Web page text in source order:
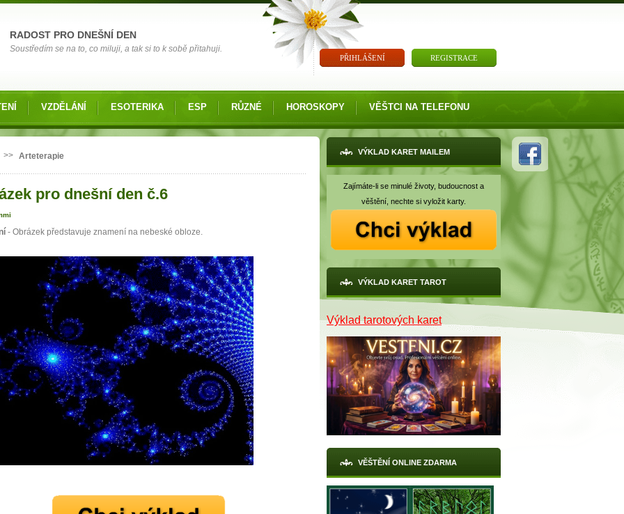
RADOST PRO DNEŠNÍ DEN
Soustředím se na to, co miluji, a tak si to k sobě přitahuji.
PŘIHLÁŠENÍ REGISTRACE
VZDĚLÁNÍ ESOTERIKA ESP RŮZNÉ HOROSKOPY VĚŠTCI NA TELEFONU
>> Arteterapie
pro dnešní den č.6
- Obrázek představuje znamení na nebeské obloze.
VÝKLAD KARET MAILEM
Zajímáte-li se minulé životy, budoucnost a
věštění, nechte si vyložit karty.
VÝKLAD KARET TAROT
Výklad tarotových karet
VĚŠTĚNÍ ONLINE ZDARMA